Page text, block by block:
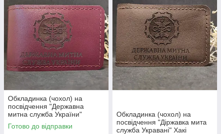
Обкладинка (чохол) на
посвідчення "Державна
митна служба України"
Бордовий
Готово до відправки
Обкладинка (чохол) на
посвідчення "Діржавка мита
служба Укравані" Хакі